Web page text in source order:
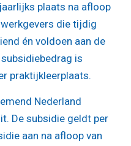
plaats na afloop
die tijdig
én voldoen aan de
is
praktijkleerplaats.
Nederland
De subsidie geldt per
aan na afloop van